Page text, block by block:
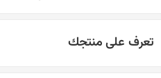
تعرف على منتجك